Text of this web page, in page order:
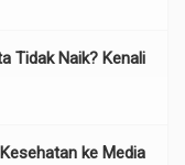
Tidak Naik? Kenali
ke Media